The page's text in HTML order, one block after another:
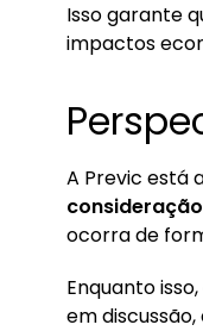
Isso garante
impactos
A Previc está
ocorra de
Enquanto
em